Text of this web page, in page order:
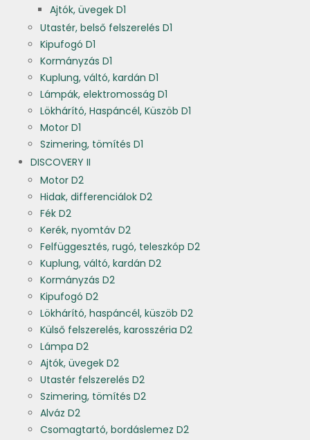
Ajtók, üvegek D1
Utastér, belső felszerelés D1
Kipufogó D1
Kormányzás D1
Kuplung, váltó, kardán D1
Lámpák, elektromosság D1
Lökhárító, Haspáncél, Küszöb D1
Motor D1
Szimering, tömítés D1
DISCOVERY II
Motor D2
Hidak, differenciálok D2
Fék D2
Kerék, nyomtáv D2
Felfüggesztés, rugó, teleszkóp D2
Kuplung, váltó, kardán D2
Kormányzás D2
Kipufogó D2
Lökhárító, haspáncél, küszöb D2
Külső felszerelés, karosszéria D2
Lámpa D2
Ajtók, üvegek D2
Utastér felszerelés D2
Szimering, tömítés D2
Alváz D2
Csomagtartó, bordáslemez D2